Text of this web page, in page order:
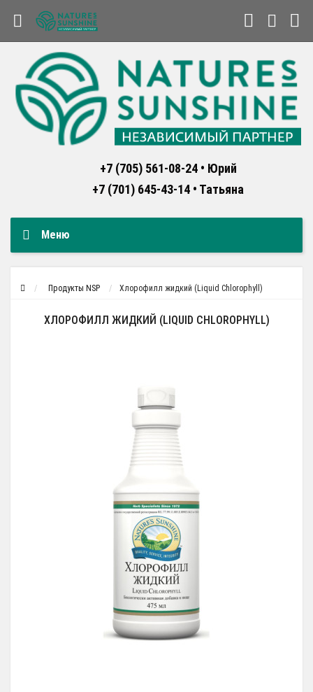
+7 (705) 561-08-24 • Юрий
+7 (701) 645-43-14 • Татьяна
Меню
Продукты NSP Хлорофилл жидкий (Liquid Chlorophyll)
ХЛОРОФИЛЛ ЖИДКИЙ (LIQUID CHLOROPHYLL)